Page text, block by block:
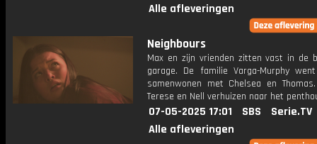
Alle afleveringen
Neighbours
Max en zijn vrienden zitten vast in de
garage. De familie Varga-Murphy
samenwonen met Chelsea en
Terese en Nell verhuizen naar het
07-05-2025 17:01 SBS
Serie.TV
Alle afleveringen